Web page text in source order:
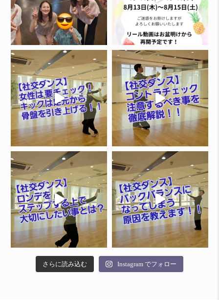
さらに読み込む Instagram でフォロー